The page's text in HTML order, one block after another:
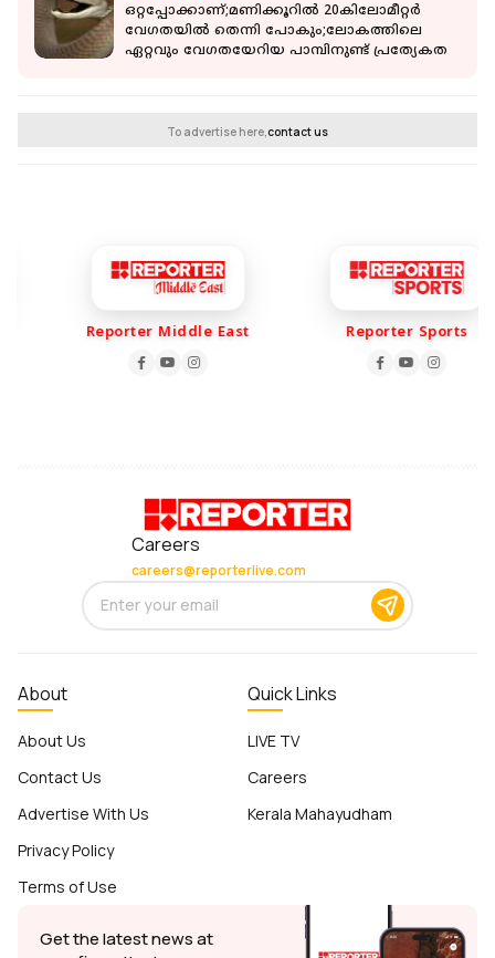
ഒറ്റപ്പോക്കാണ്;മണിക്കൂറിൽ 20കിലോമീറ്റർ
വേഗതയിൽ തെന്നി പോകും;ലോകത്തിലെ
ഏറ്റവും വേഗതയേറിയ പാമ്പിനുണ്ട് പ്രത്യേകത
To advertise here,contact us
Reporter Middle East Reporter Sports
Careers
careers@reporterlive.com
About
About Us
Contact Us
Advertise With Us
Privacy Policy
Terms of Use
Quick Links
LIVE TV
Careers
Kerala Mahayudham
Get the latest news at